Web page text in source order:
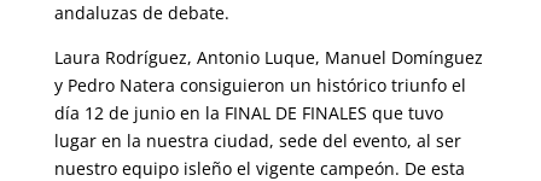
andaluzas de debate.
Laura Rodríguez, Antonio Luque, Manuel Domínguez
y Pedro Natera consiguieron un histórico triunfo el
día 12 de junio en la FINAL DE FINALES que tuvo
lugar en la nuestra ciudad, sede del evento, al ser
nuestro equipo isleño el vigente campeón. De esta